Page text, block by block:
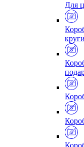
Для
круги